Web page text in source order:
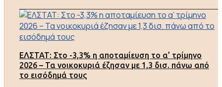
ΕΛΣΤΑΤ: Στο -3,3% η αποταμίευση το α’ τρίμηνο
2026 – Τα νοικοκυριά έζησαν με 1,3 δισ. πάνω από
το εισόδημά τους